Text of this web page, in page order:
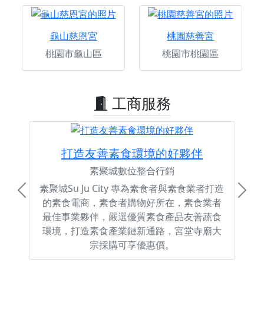
龜山慈恩宮
桃園市龜山區
桃園慈善宮
桃園市桃園區
工商服務
打造友善素食環境的好夥伴
素聚城數位整合行銷
素聚城Su Ju City 專為素食者與素食業者打造
的素食電商，素食者購物好所在，素食業者
最佳事業夥伴，嚴選優質素食產品友善蔬食
環境，打造素食產業鏈新通路，宮堂寺廟大
宗採購可享優惠價。
Previous Next